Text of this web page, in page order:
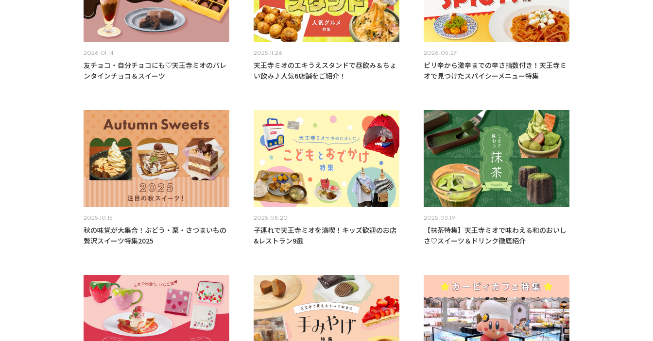
2026.01.14
友チョコ・自分チョコにも♡天王寺ミオのバレ
ンタインチョコ＆スイーツ
2025.11.26
天王寺ミオのエキうえスタンドで昼飲み＆ちょ
い飲み♪人気6店舗をご紹介！
2026.05.27
ピリ辛から激辛までの辛さ指数付き！天王寺ミ
オで見つけたスパイシーメニュー特集
2025.10.15
秋の味覚が大集合！ぶどう・栗・さつまいもの
贅沢スイーツ特集2025
2025.08.20
子連れで天王寺ミオを満喫！キッズ歓迎のお店
&レストラン9選
2025.03.19
【抹茶特集】天王寺ミオで味わえる和のおいし
さ♡スイーツ＆ドリンク徹底紹介